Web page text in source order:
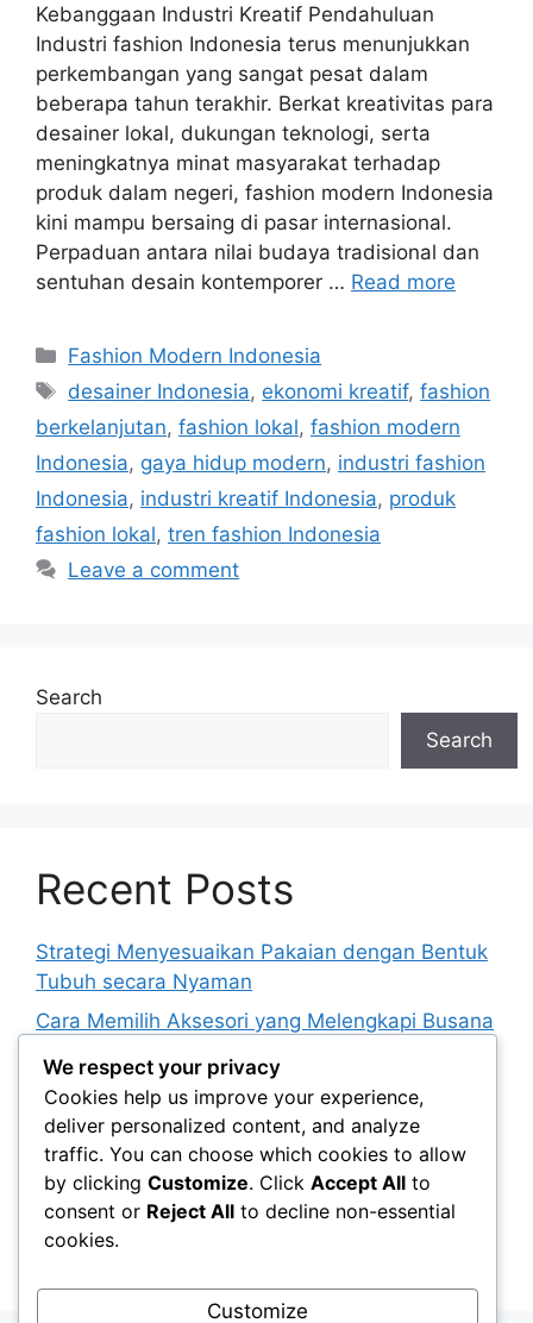
Kebanggaan Industri Kreatif Pendahuluan
Industri fashion Indonesia terus menunjukkan
perkembangan yang sangat pesat dalam
beberapa tahun terakhir. Berkat kreativitas para
desainer lokal, dukungan teknologi, serta
meningkatnya minat masyarakat terhadap
produk dalam negeri, fashion modern Indonesia
kini mampu bersaing di pasar internasional.
Perpaduan antara nilai budaya tradisional dan
sentuhan desain kontemporer … Read more
Categories
Fashion Modern Indonesia
Tags
desainer Indonesia, ekonomi kreatif,fashion
berkelanjutan, fashion lokal, fashion modern
Indonesia, gaya hidup modern, industri fashion
Indonesia, industri kreatif Indonesia, produk
fashion lokal, tren fashion Indonesia
Leave a comment
Search
Search
Recent Posts
Strategi Menyesuaikan Pakaian dengan Bentuk
Tubuh secara Nyaman
Cara Memilih Aksesori yang Melengkapi Busana
Ide Gaya Kasual Rapi untuk Aktivitas Harian
yang Beragam
Panduan Memadukan Warna Netral agar
Tampilan Tidak Membosankan
Cara Menyusun Lemari Kapsul untuk Berbagai
We respect your privacy
Cookies help us improve your experience,
deliver personalized content, and analyze
traffic. You can choose which cookies to allow
by clicking Customize. Click Accept All to
consent or Reject All to decline non-essential
cookies.
Customize